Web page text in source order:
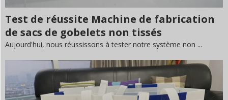
Test de réussite Machine de fabrication
de sacs de gobelets non tissés
Aujourd'hui, nous réussissons à tester notre système non ...